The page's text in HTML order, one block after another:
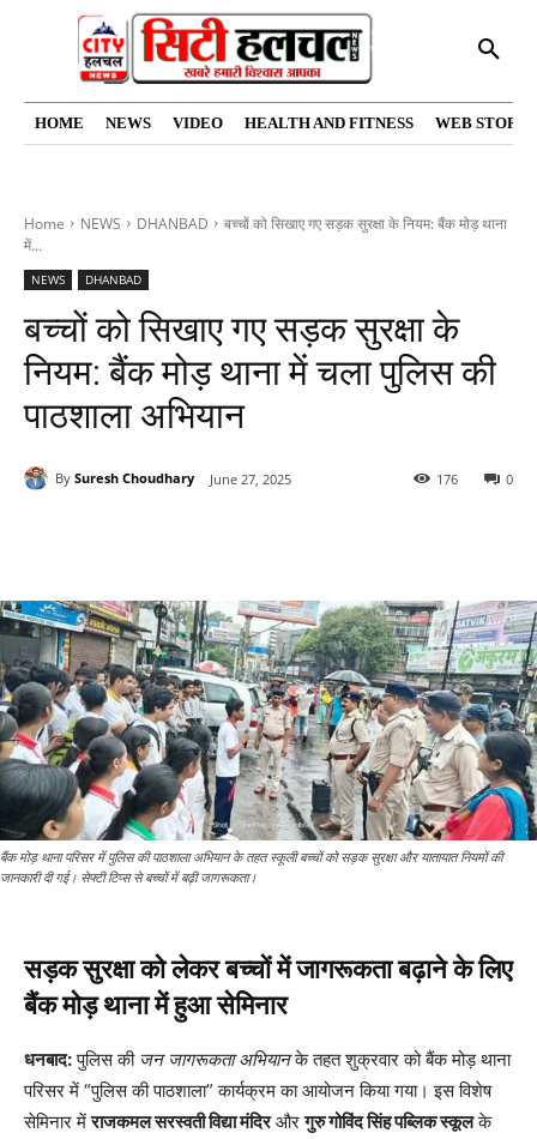
HOME NEWS VIDEO HEALTH AND FITNESS WEB
Home NEWS DHANBAD
बच्चों को सिखाए गए सड़क सुरक्षा के नियम: बैंक मोड़ थाना
में...
NEWS DHANBAD
बच्चों को सिखाए गए सड़क सुरक्षा के
नियम: बैंक मोड़ थाना में चला पुलिस की
पाठशाला अभियान
By Suresh Choudhary June 27, 2025 0
176
बैंक मोड़ थाना परिसर में पुलिस की पाठशाला अभियान के तहत स्कूली बच्चों को सड़क सुरक्षा और यातायात नियमों की
जानकारी दी गई। सेफ्टी टिप्स से बच्चों में बढ़ी जागरूकता।
सड़क सुरक्षा को लेकर बच्चों में जागरूकता बढ़ाने के लिए
बैंक मोड़ थाना में हुआ सेमिनार
धनबाद:पुलिस की जन जागरूकता अभियानके तहत शुक्रवार को बैंक मोड़ थाना
परिसर में “पुलिस की पाठशाला” कार्यक्रम का आयोजन किया गया। इस विशेष
सेमिनार मेंराजकमल सरस्वती विद्या मंदिरऔरगुरु गोविंद सिंह पब्लिक स्कूलके